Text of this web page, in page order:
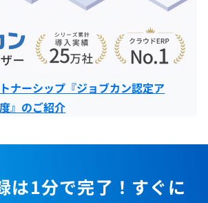
ナーシップ『ジョブカン認定ア
』のご紹介
は1分で完了！すぐに